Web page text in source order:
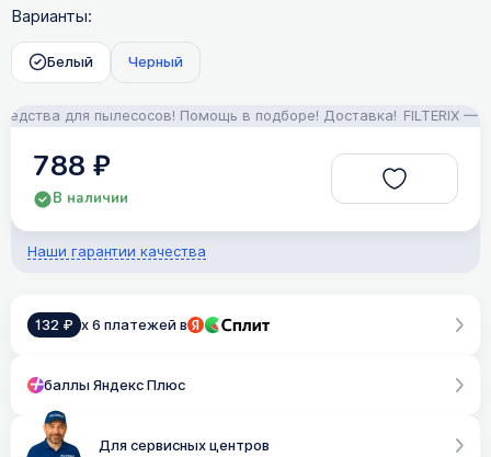
Варианты:
Белый Черный
для пылесосов! Помощь в подборе! Доставка! FILTERIX —
788 ₽
В наличии
Наши гарантии качества
132 ₽ x 6 платежей в
баллы Яндекс Плюс
Для сервисных центров